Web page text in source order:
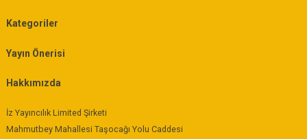
Kategoriler
Yayın Önerisi
Hakkımızda
İz Yayıncılık Limited Şirketi
Mahmutbey Mahallesi Taşocağı Yolu Caddesi